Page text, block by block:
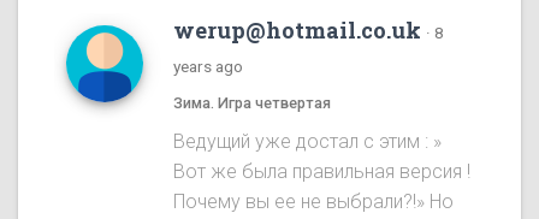
werup@hotmail.co.uk · 8
years ago
Зима. Игра четвертая
Ведущий уже достал с этим : »
Вот же была правильная версия !
Почему вы ее не выбрали?!» Но